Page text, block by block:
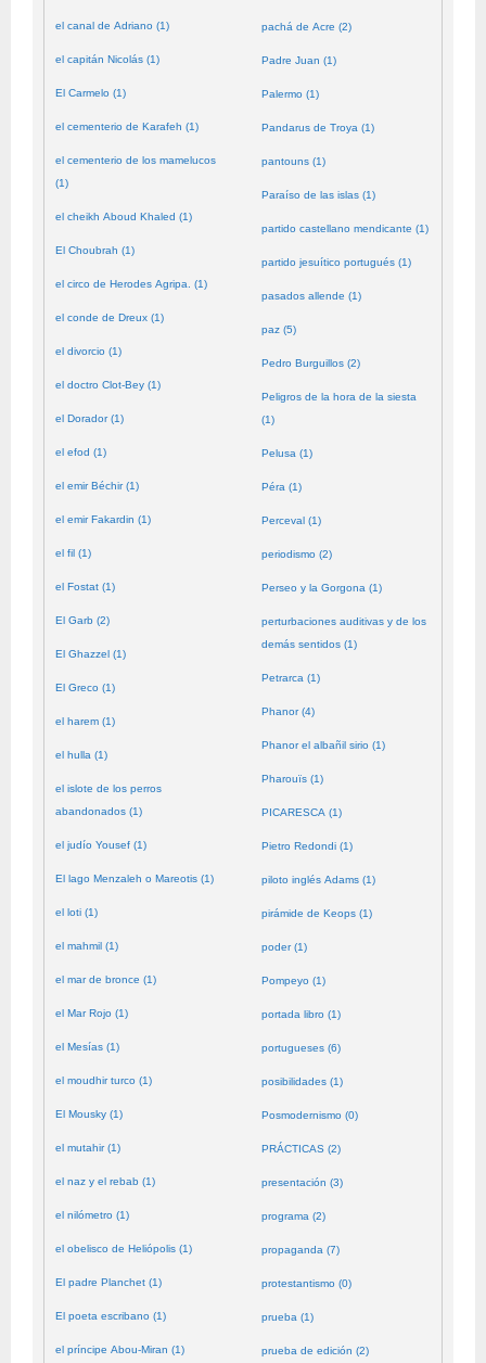
el canal de Adriano (1)
el capitán Nicolás (1)
El Carmelo (1)
el cementerio de Karafeh (1)
el cementerio de los mamelucos
(1)
el cheikh Aboud Khaled (1)
El Choubrah (1)
el circo de Herodes Agripa. (1)
el conde de Dreux (1)
el divorcio (1)
el doctro Clot-Bey (1)
el Dorador (1)
el efod (1)
el emir Béchir (1)
el emir Fakardin (1)
el fil (1)
el Fostat (1)
El Garb (2)
El Ghazzel (1)
El Greco (1)
el harem (1)
el hulla (1)
el islote de los perros
abandonados (1)
el judío Yousef (1)
El lago Menzaleh o Mareotis (1)
el loti (1)
el mahmil (1)
el mar de bronce (1)
el Mar Rojo (1)
el Mesías (1)
el moudhir turco (1)
El Mousky (1)
el mutahir (1)
el naz y el rebab (1)
el nilómetro (1)
el obelisco de Heliópolis (1)
El padre Planchet (1)
El poeta escribano (1)
el príncipe Abou-Miran (1)
pachá de Acre (2)
Padre Juan (1)
Palermo (1)
Pandarus de Troya (1)
pantouns (1)
Paraíso de las islas (1)
partido castellano mendicante (1)
partido jesuítico portugués (1)
pasados allende (1)
paz (5)
Pedro Burguillos (2)
Peligros de la hora de la siesta
(1)
Pelusa (1)
Péra (1)
Perceval (1)
periodismo (2)
Perseo y la Gorgona (1)
perturbaciones auditivas y de los
demás sentidos (1)
Petrarca (1)
Phanor (4)
Phanor el albañil sirio (1)
Pharouïs (1)
PICARESCA (1)
Pietro Redondi (1)
piloto inglés Adams (1)
pirámide de Keops (1)
poder (1)
Pompeyo (1)
portada libro (1)
portugueses (6)
posibilidades (1)
Posmodernismo (0)
PRÁCTICAS (2)
presentación (3)
programa (2)
propaganda (7)
protestantismo (0)
prueba (1)
prueba de edición (2)